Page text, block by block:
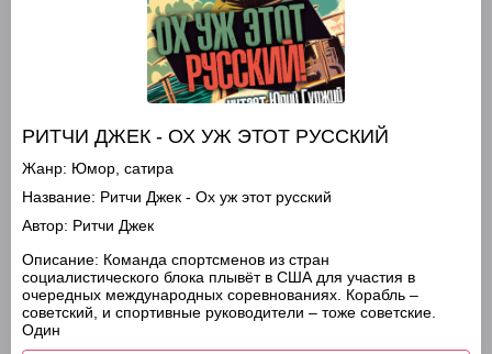
РИТЧИ ДЖЕК - ОХ УЖ ЭТОТ РУССКИЙ
Жанр: Юмор, сатира
Название: Ритчи Джек - Ох уж этот русский
Автор: Ритчи Джек
Описание: Команда спортсменов из стран
социалистического блока плывёт в США для участия в
очередных международных соревнованиях. Корабль –
советский, и спортивные руководители – тоже советские.
Один